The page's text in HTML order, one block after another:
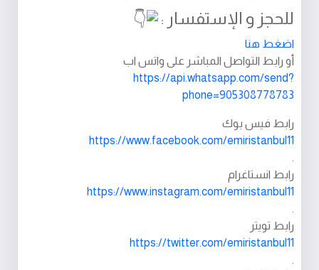
للحجز و الإستفسار :
اضغط هنا
أو رابط التواصل المباشر على واتس اب
https://api.whatsapp.com/send?
phone=905308778783
رابط فيس بوك
https://www.facebook.com/emiristanbul11
.
رابط انستاغرام
https://www.instagram.com/emiristanbul11
.
رابط تويتر
https://twitter.com/emiristanbul11
.